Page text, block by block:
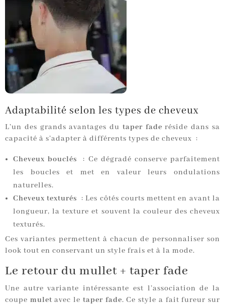
Adaptabilité selon les types de cheveux
L’un des grands avantages du taper fade réside dans sa
capacité à s’adapter à différents types de cheveux :
Cheveux bouclés : Ce dégradé conserve parfaitement
les boucles et met en valeur leurs ondulations
naturelles.
Cheveux texturés : Les côtés courts mettent en avant la
longueur, la texture et souvent la couleur des cheveux
texturés.
Ces variantes permettent à chacun de personnaliser son
look tout en conservant un style frais et à la mode.
Le retour du mullet + taper fade
Une autre variante intéressante est l’association de la
coupe muletavec le taper fade. Ce style a fait fureur sur